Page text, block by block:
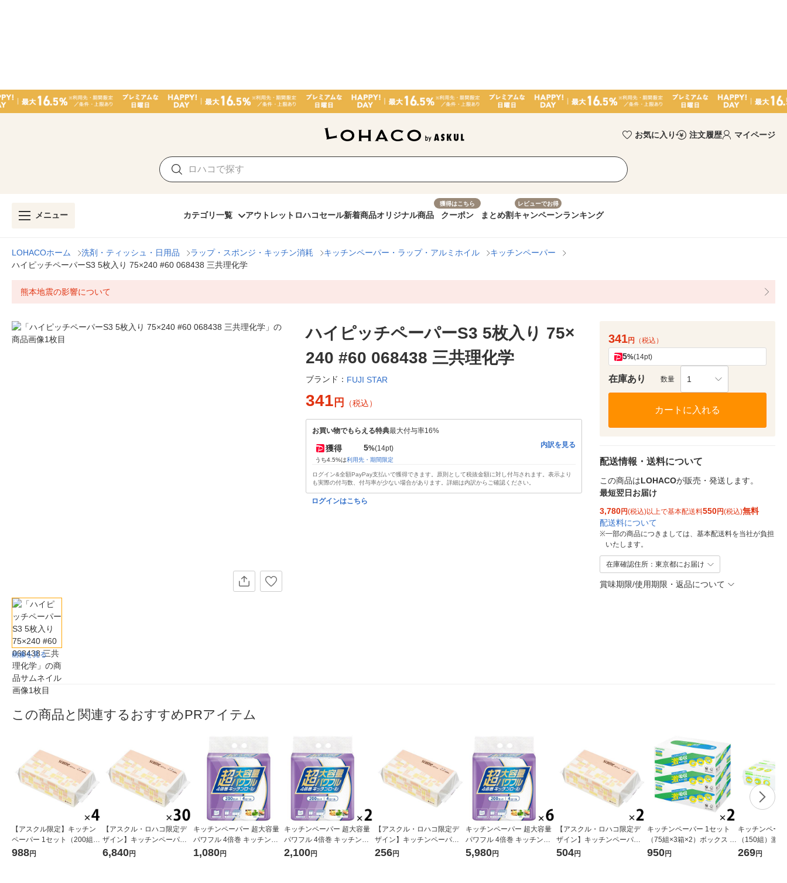
お気に入り 注文履歴 マイページ
メニュー カテゴリ一覧 アウトレット ロハコセール新着商品オリジナル商品
獲得はこちら
クーポン まとめ割
レビューでお得
キャンペーンランキング
LOHACOホーム 洗剤・ティッシュ・日用品 ラップ・スポンジ・キッチン消耗 キッチンペーパー・ラップ・アルミホイル
キッチンペーパー
ハイピッチペーパーS3 5枚入り 75×240 #60 068438 三共理化学
熊本地震の影響について
画像を見る
ハイピッチペーパーS3 5枚入り 75×
240 #60 068438 三共理化学
ブランド： FUJI STAR
341 円 （税込）
お買い物でもらえる特典最大付与率16%
獲得 5%(14pt)
うち4.5%は利用先・期間限定
内訳を見る
ログイン&全額PayPay支払いで獲得できます。原則として税抜金額に対し付与されます。表示より
も実際の付与数、付与率が少ない場合があります。詳細は内訳からご確認ください。
ログインはこちら
341円 （税込）
5%(14pt)
在庫あり 数量 1
カートに入れる
配送情報・送料について
この商品はLOHACOが販売・発送します。
最短翌日お届け
3,780円(税込)以上で基本配送料550円(税込)無料
配送料について
※一部の商品につきましては、基本配送料を当社が負担
いたします。
在庫確認住所：東京都にお届け
賞味期限/使用期限・返品について
この商品と関連するおすすめPRアイテム
【アスクル限定】キッチン
ペーパー 1セット（200組×
4）スコッティ サッとサッと
988円
【アスクル・ロハコ限定デ
ザイン】キッチンペーパー
スコッティ ソフトパック サ
6,840円
キッチンペーパー 超大容量
パワフル 4倍巻 キッチンロ
ール 1パック（200カット×4
1,080円
キッチンペーパー 超大容量
パワフル 4倍巻 キッチンロ
ール 1セット（1パック（20
2,100円
【アスクル・ロハコ限定デ
ザイン】キッチンペーパー
スコッティ ソフトパック サ
256円
キッチンペーパー 超大容量
パワフル 4倍巻 キッチンロ
ール 1セット（1パック（20
5,980円
【アスクル・ロハコ限定デ
ザイン】キッチンペーパー
スコッティ ソフトパック サ
504円
キッチンペーパー 1セット
（75組×3箱×2）ボックス ne
pia（ネピア） 激吸収キッチ
950円
キッチンペー
（150組）激
オル ソフトパ
269円